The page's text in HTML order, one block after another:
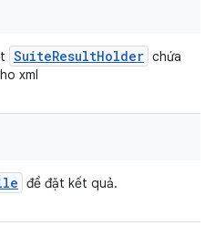
SuiteResultHolder chứa
xml
để đặt kết quả.